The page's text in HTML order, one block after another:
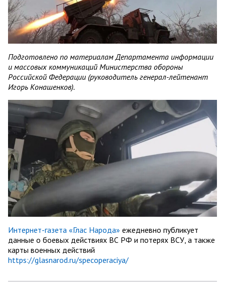
Подготовлено по материалам Департамента информации
и массовых коммуникаций Министерства обороны
Российской Федерации (руководитель генерал-лейтенант
Игорь Конашенков).
Интернет-газета «Глас Народа» ежедневно публикует
данные о боевых действиях ВС РФ и потерях ВСУ, а также
карты военных действий
https://glasnarod.ru/specoperaciya/